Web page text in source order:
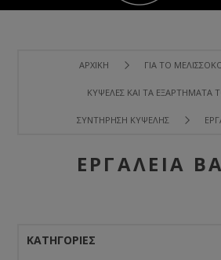
ΑΡΧΙΚΉ ΓΙΑ ΤΟ
ΚΥΨΈΛΕΣ ΚΑΙ ΤΑ ΕΞΑΡΤΉΜΑΤΑ
ΣΥΝΤΉΡΗΣΗ ΚΥΨΈΛΗΣ
ΕΡΓΑΛΕΊΑ
ΚΑΤΗΓΟΡΊΕΣ